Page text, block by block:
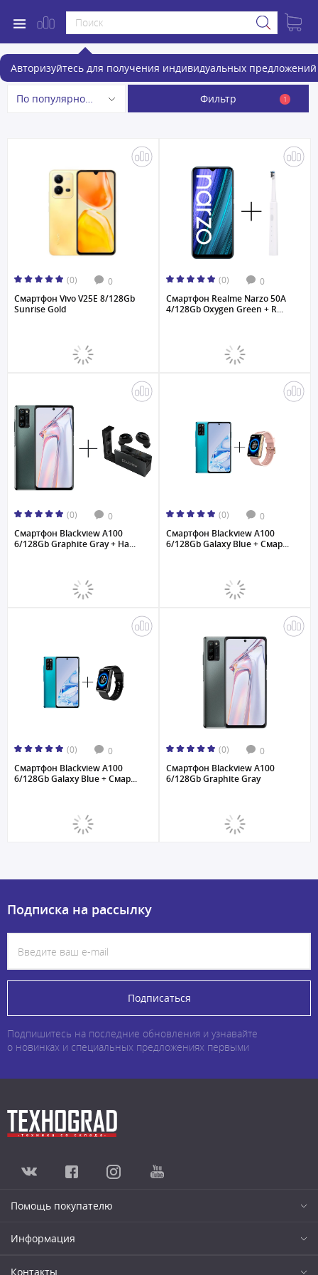
Авторизуйтесь для получения индивидуальных предложений
Смартфоны
По популярности Фильтр 1
(0) 0
Смартфон Vivo V25E 8/128Gb
Sunrise Gold
(0) 0
Смартфон Realme Narzo 50A
4/128Gb Oxygen Green + R...
(0) 0
Смартфон Blackview A100
6/128Gb Graphite Gray + На...
(0) 0
Смартфон Blackview A100
6/128Gb Galaxy Blue + Смар...
(0) 0
Смартфон Blackview A100
6/128Gb Galaxy Blue + Смар...
(0) 0
Смартфон Blackview A100
6/128Gb Graphite Gray
Подписка на рассылку
Подписаться
Подпишитесь на последние обновления и узнавайте
о новинках и специальных предложениях первыми
Помощь покупателю
Информация
Контакты